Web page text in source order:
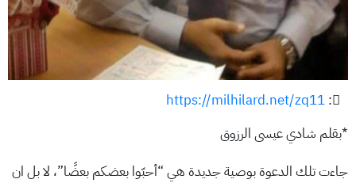
:
https://milhilard.net/zq11
*بقلم شادي عيسى الرزوق
جاءت تلك الدعوة بوصية جديدة هي “أحبّوا بعضكم بعضًا”، لا بل ان